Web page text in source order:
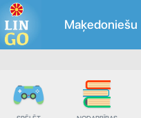
Maķedoniešu